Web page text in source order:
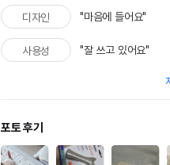
상품 필수 정보
품명 및 모델명 펫
디자인 "마음에 들어요"
사용성 "잘 쓰고 있어요"
포토 후기